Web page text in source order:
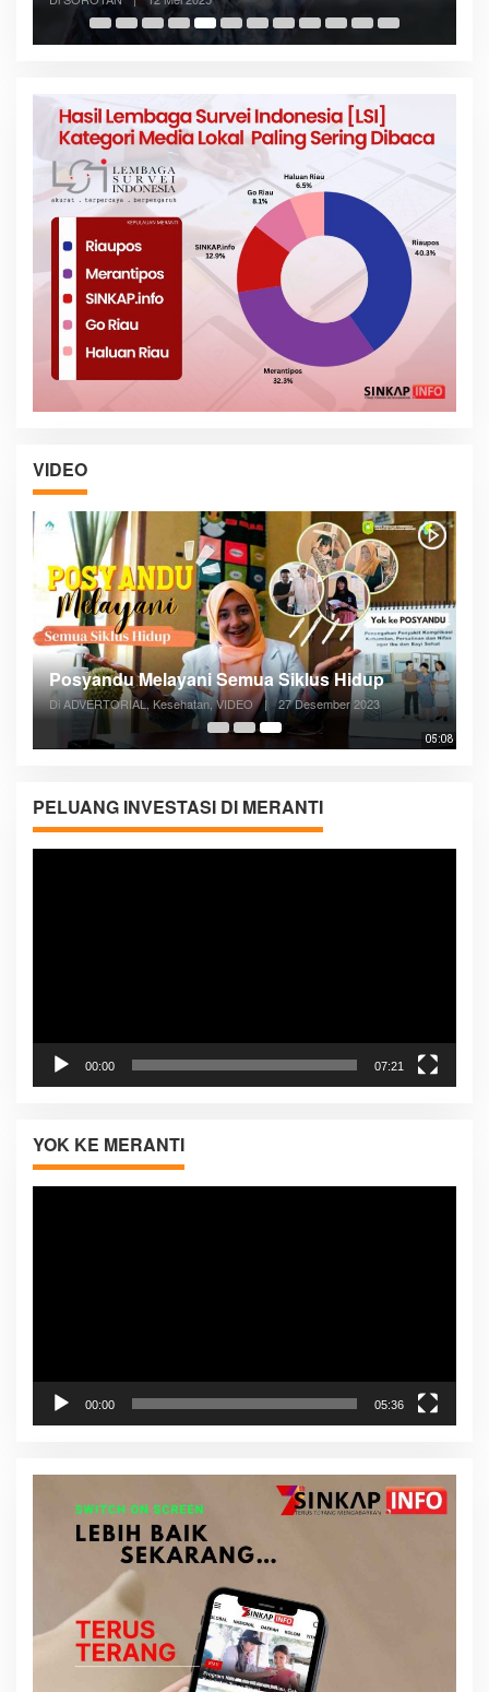
VIDEO
05:08
Posyandu Melayani Semua Siklus Hidup
Di ADVERTORIAL, Kesehatan, VIDEO | 27 Desember 2023
PELUANG INVESTASI DI MERANTI
00:00 07:21
YOK KE MERANTI
00:00 05:36